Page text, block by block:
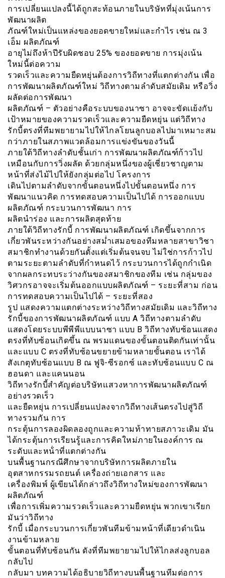
การเปลี่ยนแปลงนี้ได้ถูกสะท้อนภายในบริษัทที่มุ่งเน้นการ
พัฒนาผลิต
ภัณฑ์ใหม่เป็นแหล่งของยอดขายใหม่และกำไร เช่น ณ 3
เอ็ม ผลิตภัณฑ์
อายุไม่ถึงห้าปีรับผิดชอบ 25% ของยอดขาย การมุ่งเน้น
ใหม่นี้ต่อความ
รวดเร็วและความยืดหยุ่นต้องการวิถีทางที่แตกต่างกัน เพื่อ
การพัฒนาผลิตภัณฑ์ใหม่ วิถีทางตามลำดับสมัยเดิม หรือวิ่ง
ผลัดต่อการพัฒนา
ผลิตภัณฑ์ – ตัวอย่างคือระบบของนาซา อาจจะขัดเเย้งกับ
เป้าหมายของความรวดเร็วและความยืดหยุ่น แต่วิถีทาง
รักบี้ตรงที่ทีมพยายามไปให้ไกลโยนลูกบอลไปมาเหมาะสม
กว่าภายในสภาพแวดล้อมการเเข่งขันของวันนี้
ภายใต้วิถีทางลำดับชั้นเก่า การพัฒนาผลิตภัณฑ์ก้าวไป
เหมือนกับการวิ่งผลัด ด้วยกลุ่มหนึ่งของผู้เชี่ยวชาญตาม
หน้าที่ส่งไม้ไปให้ยังกลุ่มต่อไป โครงการ
เดินไปตามลำดับจากขั้นตอนหนึ่งไปขั้นตอนหนึ่ง การ
พัฒนาแนวคิด การทดสอบความเป็นไปได้ การออกแบบ
ผลิตภัณฑ์ กระบวนการพัฒนา การ
ผลิตนำร่อง และการผลิตสุดท้าย
ภายใต้วิถีทางรักบี้ การพัฒนาผลิตภัณฑ์ เกิดขึ้นจากการ
เกี่ยวพันระหว่างกันอย่างสม่ำเสมอของทีมหลายสาขาวิชา
สมาชิกทำงานด้วยกันตั้งแต่เริ่มต้นจนจบ ไม่ใช่การก้าวไป
ตามระยะตามลำดับที่กำหนดไว้ กระบวนการได้ถูกกำเนิด
จากผลกระทบระว่างกันของสมาชิกของทีม เช่น กลุ่มของ
วิศวกรอาจจะเริ่มต้นออกแบบผลิตภัณฑ์ – ระยะที่สาม ก่อน
การทดสอบความเป็นไปได้ – ระยะที่สอง
รูป แสดงความแตกต่างระหว่างวิถีทางสมัยเดิม และวิถีทาง
รักบี้ของการพัฒนาผลิตภัณฑ์ แบบ A วิถีทางตามลำดับ
แสดงโดยระบบพีพีพีแบบนาซา แบบ B วิถีทางทับซ้อนแสดง
ตรงที่ทับซ้อนเกิดขึ้น ณ พรมแดนของขั้นตอนติดกันเท่านั้น
และแบบ C ตรงที่ทับซ้อนขยายข้ามหลายขั้นตอน เราได้
สังเกตุทับซ้อนแบบ B ณ ฟูจิ-ซีรอกซ์ และทับซ้อนแบบ C ณ
ฮอนดา และแคนนอน
วิถีทางรักบี้สำคัญต่อบริษัทเเสวงหาการพัฒนาผลิตภัณฑ์
อย่างรวดเร็ว
และยืดหยุ่น การเปลี่ยนแปลงจากวิถีทางเส้นตรงไปสู่วิถี
ทางรวมกัน การ
กระตุ้นการลองผิดลองถูกและความท้าทายสภาวะเดิม มัน
ได้กระตุ้นการเรียนรู้และการคิดใหม่ภายในองค์การ ณ
ระดับและหน้่าที่แตกต่างกัน
บนพื้นฐานกรณีศึกษาจากบริษัทการผลิตภายใน
อุตสาหกรรมรถยนต์ เครื่องถ่ายเอกสาร และ
เครื่องพิมพ์ ผู้เขียนได้กล่าวถึงวิถีทางใหม่ของการพัฒนา
ผลิตภัณฑ์
เพื่อการเพิ่มความรวดเร็วและความยืดหยุ่น พวกเขาเรียก
มันว่าวิถีทาง
รักบี้ เมื่อกระบวนการเกี่ยวพันทีมข้ามหน้าที่เดียวดำเนิน
งานข้ามหลาย
ขั้นตอนที่ทับซ้อนกัน ดังที่ทีมพยายามไปให้ไกลส่งลูกบอล
กลับไป
กลับมา บทความได้อธิบายวิถีทางบนพื้นฐานทีมต่อการ